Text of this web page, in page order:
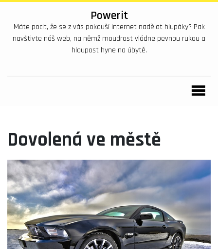
Powerit
Máte pocit, že se z vás pokouší internet nadělat hlupáky? Pak
navštivte náš web, na němž moudrost vládne pevnou rukou a
hloupost hyne na úbytě.
Dovolená ve městě